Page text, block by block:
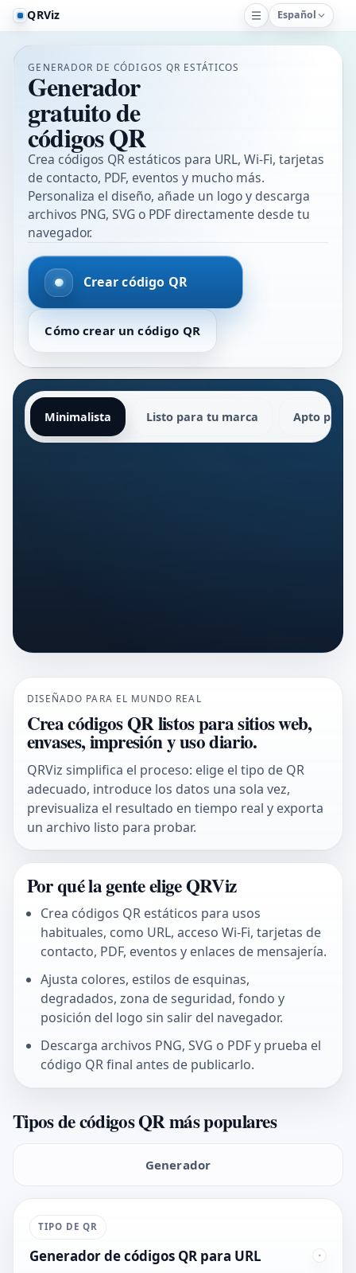
QRViz Español
GENERADOR DE CÓDIGOS QR ESTÁTICOS
Generador
gratuito de
códigos QR
Crea códigos QR estáticos para URL, Wi‑Fi, tarjetas
de contacto, PDF, eventos y mucho más.
Personaliza el diseño, añade un logo y descarga
archivos PNG, SVG o PDF directamente desde tu
navegador.
Crear código QR
Cómo crear un código QR
Minimalista Listo para tu marca Apto para
DISEÑADO PARA EL MUNDO REAL
Crea códigos QR listos para sitios web,
envases, impresión y uso diario.
QRViz simplifica el proceso: elige el tipo de QR
adecuado, introduce los datos una sola vez,
previsualiza el resultado en tiempo real y exporta
un archivo listo para probar.
Por qué la gente elige QRViz
Crea códigos QR estáticos para usos
habituales, como URL, acceso Wi‑Fi, tarjetas de
contacto, PDF, eventos y enlaces de mensajería.
Ajusta colores, estilos de esquinas,
degradados, zona de seguridad, fondo y
posición del logo sin salir del navegador.
Descarga archivos PNG, SVG o PDF y prueba el
código QR final antes de publicarlo.
Tipos de códigos QR más populares
Generador
TIPO DE QR
Generador de códigos QR para URL